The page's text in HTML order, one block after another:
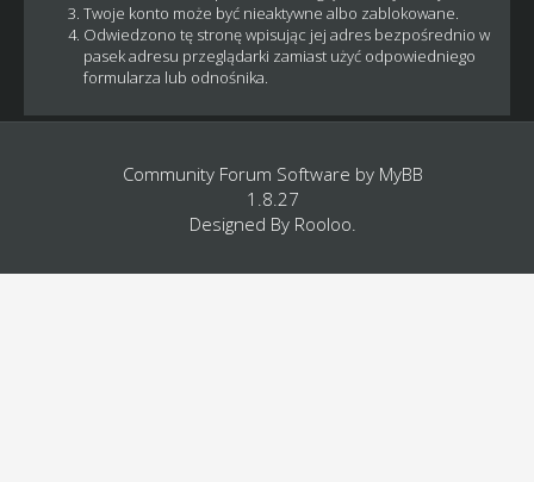
Twoje konto może być nieaktywne albo zablokowane.
Odwiedzono tę stronę wpisując jej adres bezpośrednio w
pasek adresu przeglądarki zamiast użyć odpowiedniego
formularza lub odnośnika.
Community Forum Software by MyBB
1.8.27
Designed By Rooloo.